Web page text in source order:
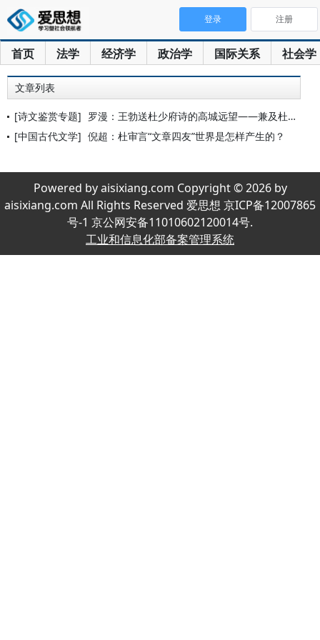
首页 法学 经济学 政治学 国际关系 社会学
登录 注册
文章列表
[诗文鉴赏专题] 罗漫：王勃送杜少府诗的高城远望——兼及杜审言《早春游望》的“
[中国古代文学] 倪超：杜审言“文章四友”世界是怎样产生的？
Powered by aisixiang.com Copyright © 2026 by
aisixiang.com All Rights Reserved 爱思想 京ICP备12007865
号-1 京公网安备11010602120014号.
工业和信息化部备案管理系统